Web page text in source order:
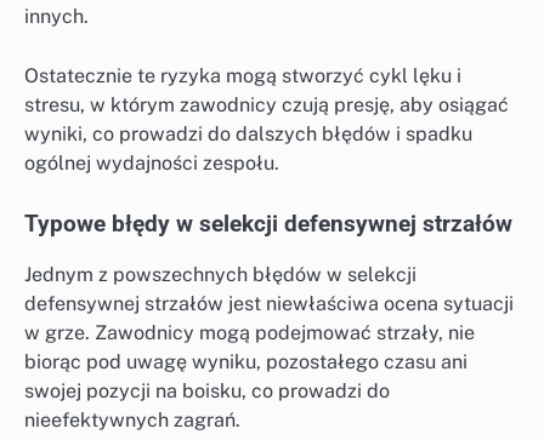
innych.
Ostatecznie te ryzyka mogą stworzyć cykl lęku i
stresu, w którym zawodnicy czują presję, aby osiągać
wyniki, co prowadzi do dalszych błędów i spadku
ogólnej wydajności zespołu.
Typowe błędy w selekcji defensywnej strzałów
Jednym z powszechnych błędów w selekcji
defensywnej strzałów jest niewłaściwa ocena sytuacji
w grze. Zawodnicy mogą podejmować strzały, nie
biorąc pod uwagę wyniku, pozostałego czasu ani
swojej pozycji na boisku, co prowadzi do
nieefektywnych zagrań.